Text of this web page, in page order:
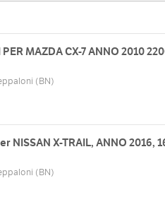
MAZDA CX-7 ANNO 2010
(BN)
NISSAN X-TRAIL, ANNO 2016,
(BN)